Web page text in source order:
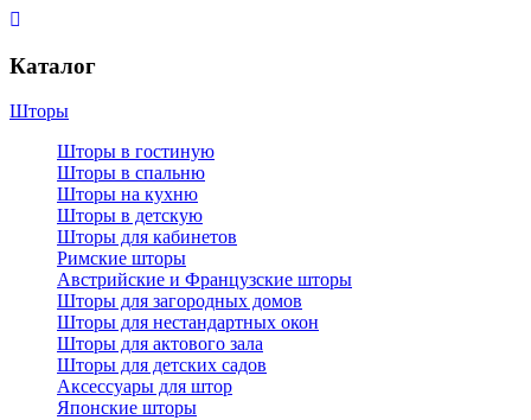
Каталог
Шторы
Шторы в гостиную
Шторы в спальню
Шторы на кухню
Шторы в детскую
Шторы для кабинетов
Римские шторы
Австрийские и Французские шторы
Шторы для загородных домов
Шторы для нестандартных окон
Шторы для актового зала
Шторы для детских садов
Аксессуары для штор
Японские шторы